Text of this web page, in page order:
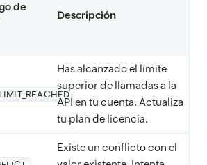
de
Descripción
Has alcanzado el límite
superior de llamadas a la
API en tu cuenta. Actualiza
tu plan de licencia.
Existe un conflicto con el